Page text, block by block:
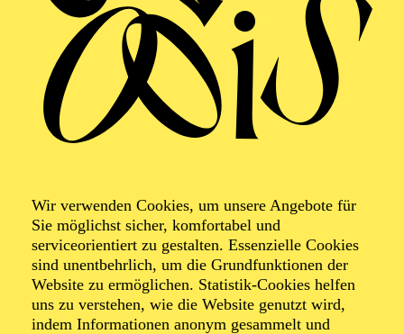
Wir verwenden Cookies, um unsere Angebote für
Sie möglichst sicher, komfortabel und
serviceorientiert zu gestalten. Essenzielle Cookies
sind unentbehrlich, um die Grundfunktionen der
Website zu ermöglichen. Statistik-Cookies helfen
uns zu verstehen, wie die Website genutzt wird,
indem Informationen anonym gesammelt und
Der irische LichtdesignerThomas Visser
wurde in eine
Theaterfamilie hineingeboren und wuchs auf dem Land
in Irland auf. Im Alter von 18 Jahren begann Visser, an
Musiktheaterproduktionen mitzuwirken, bevor er sich
mit 24 Jahren dem zeitgenössischen Theater,
insbesondere dem Tanz, widmete. Visser arbeitet mit
renommierten Ensembles, darunter das Nederlands
Dans Theater, das Royal Ballet, die Pariser Oper, das
Joffrey Ballet und Sadlers Wells. Er hat Lichtdesigns
für Choreograf*innen wie Alexander Ekman, Johan
Inger, Crystal Pite, Stijn Celis, Medhi Walerski, Lukas
Timulak und Joeri Dubbe geschaffen. Seit 2016
entwickelt Visser seine eigenen Projekte, darunter
Kunstinstallationen und interaktive Medien.